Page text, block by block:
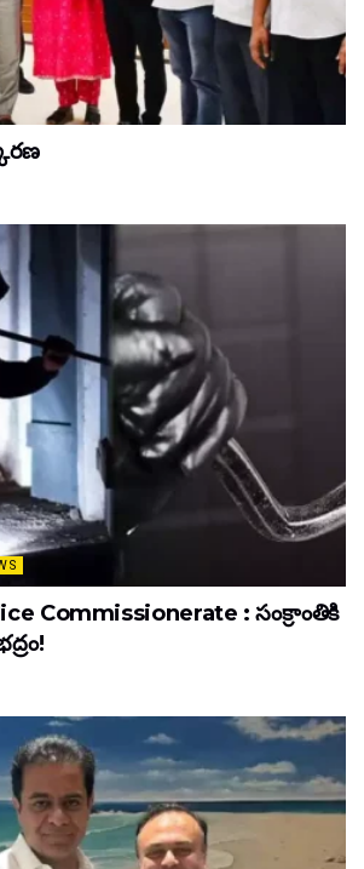
Commissionerate : సంక్రాంతికి